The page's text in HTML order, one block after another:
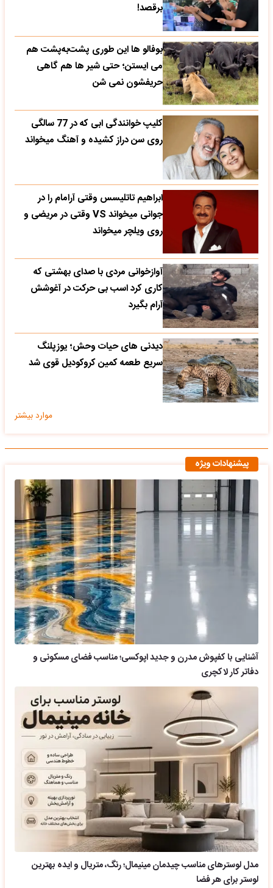
برقصد!
بوفالو ها این‌ طوری پشت‌به‌پشت هم
می‌ ایستن؛ حتی شیر ها هم گاهی
حریفشون نمی‌ شن
کلیپ خوانندگی ابی که در 77 سالگی
روی سن دراز کشیده و آهنگ میخواند
ابراهیم تاتلیسس وقتی آرامام را در
جوانی میخواند VS وقتی در مریضی و
روی ویلچر میخواند
آوازخوانی مردی با صدای بهشتی که
کاری کرد اسب بی حرکت در آغوشش
آرام بگیرد
دیدنی های حیات وحش؛ یوزپلنگ
سریع طعمه کمین کروکودیل قوی شد
موارد بیشتر
پیشنهادات ویژه
آشنایی با کفپوش مدرن و جدید اپوکسی؛ مناسب فضای مسکونی و
دفاتر کار لاکچری
مدل لوسترهای مناسب چیدمان مینیمال؛ رنگ، متریال و ایده بهترین
لوستر برای هر فضا